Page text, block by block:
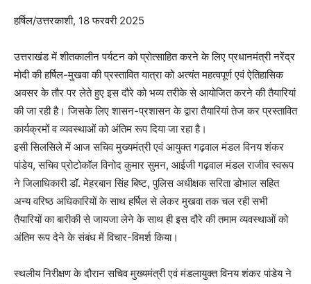
हर्षिल/उत्तरकाशी, 18 फरवरी 2025
उत्तराखंड में शीतकालीन पर्यटन को प्रोत्साहित करने के लिए प्रधानमंत्री नरेंद्र
मोदी की हर्षिल-मुखवा की प्रस्तावित यात्रा को अत्यंत महत्वपूर्ण एवं ऐतिहासिक
अवसर के तौर पर लेते हुए इस दौरे को भव्य तरीके से आयोजित करने की तैयारियां
की जा रही है। जिसके लिए शासन-प्रशासन के द्वारा तैयारियां तेज कर प्रस्तावित
कार्यक्रमों व व्यवस्थाओं को अंतिम रूप दिया जा रहा है।
इसी सिलसिले में आज सचिव मुख्यमंत्री एवं आयुक्त गढ़वाल मंडल विनय शंकर
पांडेय, सचिव प्रोटोकॉल विनोद कुमार सुमन, आईजी गढ़वाल मंडल राजीव स्वरूप
ने जिलाधिकारी डॉ. मेहरबान सिंह बिष्ट, पुलिस अधीक्षक सरिता डोभाल सहित
अन्य वरिष्ठ अधिकारियों के साथ हर्षिल से लेकर मुखवा तक चल रही सभी
तैयारियों का बारीकी से जायजा लेने के साथ ही इस दौरे की तमाम व्यवस्थाओं को
अंतिम रूप देने के संबंध में विचार-विमर्श किया।
स्थलीय निरीक्षण के दौरान सचिव मुख्यमंत्री एवं मंडलायुक्त विनय शंकर पांडेय ने